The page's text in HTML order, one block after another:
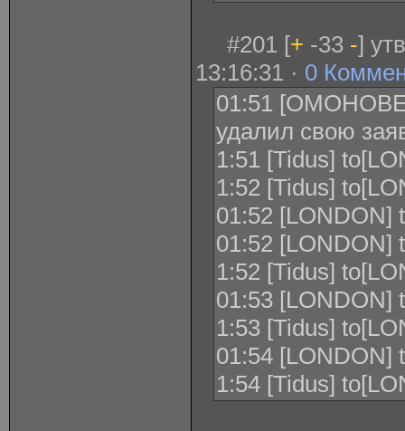
#201 [+ -33 -]
13:16:31 · 0
01:51
удалил свою
1:51 [Tidus]
1:52 [Tidus]
01:52 [LONDON]
01:52 [LONDON]
1:52 [Tidus]
01:53 [LONDON]
1:53 [Tidus]
01:54 [LONDON]
1:54 [Tidus]